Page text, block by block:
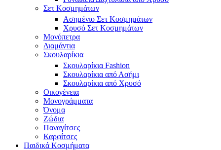
Σετ Κοσμημάτων
Ασημένιο Σετ Κοσμημάτων
Χρυσό Σετ Κοσμημάτων
Μονόπετρα
Διαμάντια
Σκουλαρίκια
Σκουλαρίκια Fashion
Σκουλαρίκια από Ασήμι
Σκουλαρίκια από Χρυσό
Οικογένεια
Μονογράμματα
Όνομα
Ζώδια
Παναγίτσες
Καρφίτσες
Παιδικά Κοσμήματα